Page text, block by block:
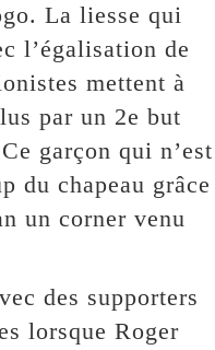
La liesse qui
l’égalisation de
mettent à
par un 2e but
garçon qui n’est
du chapeau grâce
un corner venu
des supporters
lorsque Roger